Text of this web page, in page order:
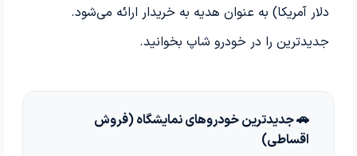
دلار آمریکا) به عنوان هدیه به خریدار ارائه می‌شود.
جدیدترین را در خودرو شاپ بخوانید.
🚗 جدیدترین خودروهای نمایشگاه (فروش
اقساطی)